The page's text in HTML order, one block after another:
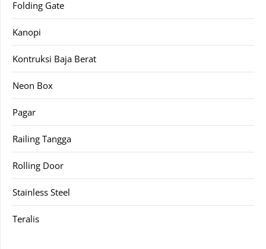
Folding Gate
Kanopi
Kontruksi Baja Berat
Neon Box
Pagar
Railing Tangga
Rolling Door
Stainless Steel
Teralis